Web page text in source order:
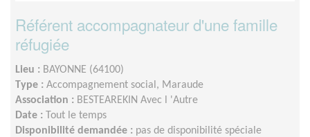
Référent accompagnateur d'une famille
réfugiée
Lieu : BAYONNE (64100)
Type : Accompagnement social, Maraude
Association : BESTEAREKIN Avec l 'Autre
Date :
Tout le temps
Disponibilité demandée : pas de disponibilité spéciale